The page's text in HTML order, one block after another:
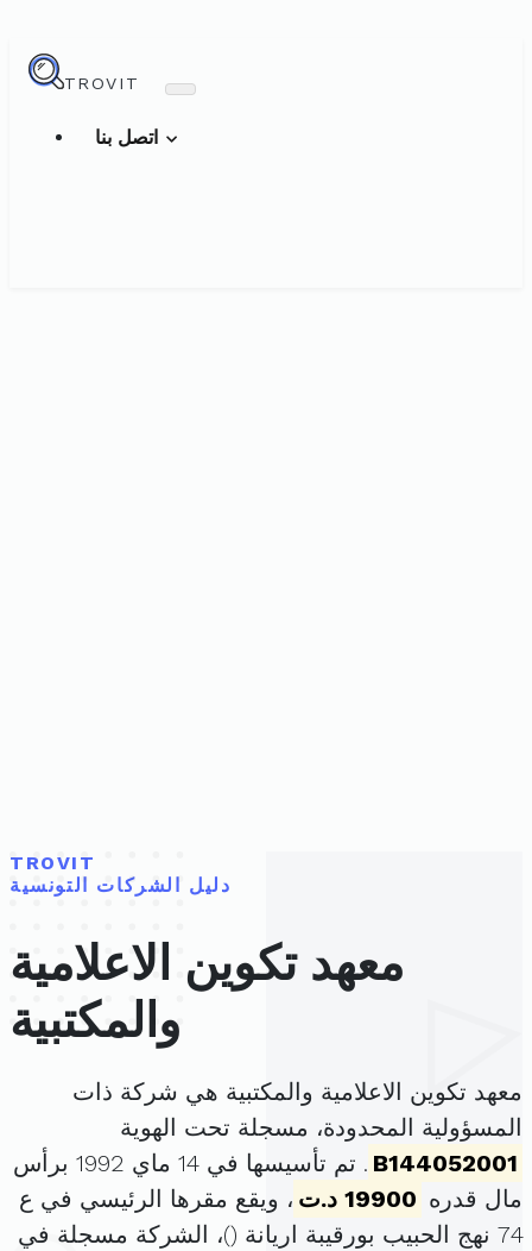
TROVIT
TROVIT
دليل الشركات التونسية
معهد تكوين الاعلامية
والمكتبية
معهد تكوين الاعلامية والمكتبية هي شركة ذات
المسؤولية المحدودة، مسجلة تحت الهوية
B144052001
. تم تأسيسها في 14 ماي 1992 برأس
مال قدره 19900 د.ت
، ويقع مقرها الرئيسي في ع
74 نهج الحبيب بورقيبة اريانة (
)، الشركة مسجلة في